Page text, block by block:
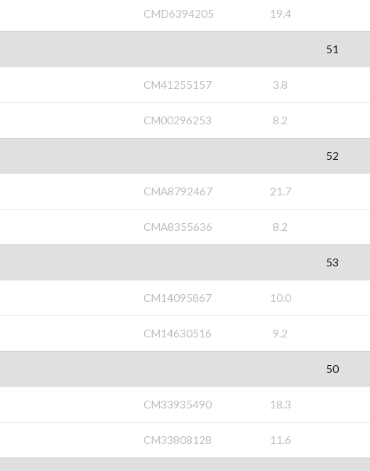
CMD6394205 19.4
51
CM41255157 3.8
CM00296253 8.2
52
CMA8792467 21.7
CMA8355636 8.2
53
CM14095867 10.0
CM14630516 9.2
50
CM33935490 18.3
CM33808128 11.6